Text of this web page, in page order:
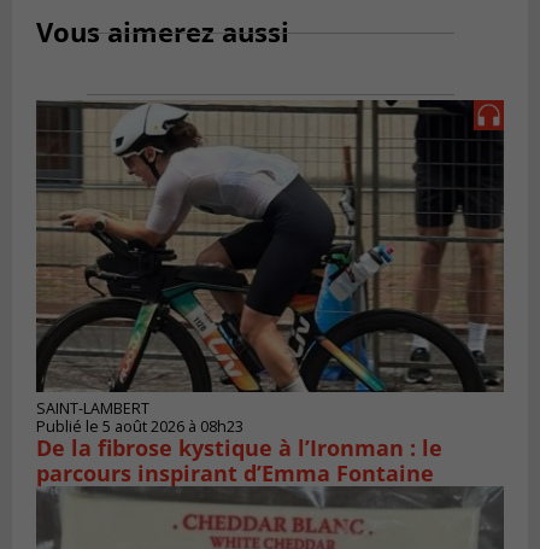
Vous aimerez aussi
SAINT-LAMBERT
Publié le 5 août 2026 à 08h23
De la fibrose kystique à l’Ironman : le
parcours inspirant d’Emma Fontaine